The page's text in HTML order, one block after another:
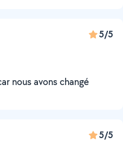
5/5
nous avons changé
5/5